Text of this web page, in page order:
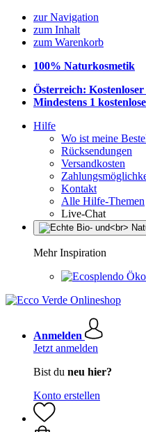
zur Navigation
zum Inhalt
zum Warenkorb
100% Naturkosmetik
Österreich:
Mindestens 1
Hilfe
Wo ist meine
Rücksendungen
Versandkosten
Kontakt
Alle Hilfe-Themen
Live-Chat
Mehr Inspiration
Anmelden
Jetzt anmelden
Bist du neu hier?
Konto erstellen